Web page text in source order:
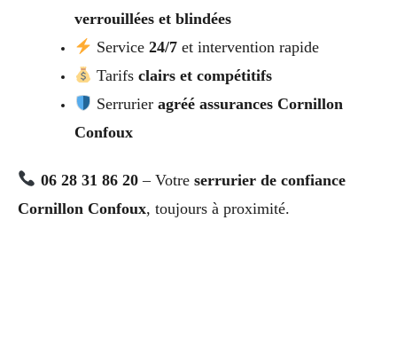
verrouillées et blindées
Service24/7 et intervention rapide
Tarifsclairs et compétitifs
Serrurieragréé assurances Cornillon
Confoux
06 28 31 86 20– Votre serrurier de confiance
Cornillon Confoux, toujours à proximité.